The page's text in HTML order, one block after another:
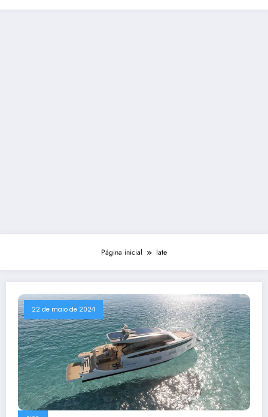
Página inicial Iate
22 de maio de 2024